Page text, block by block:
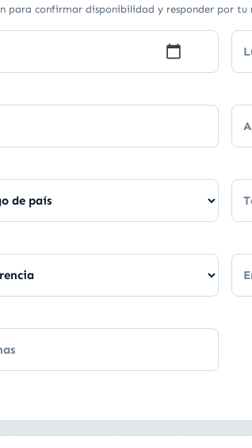
para confirmar disponibilidad y responder por